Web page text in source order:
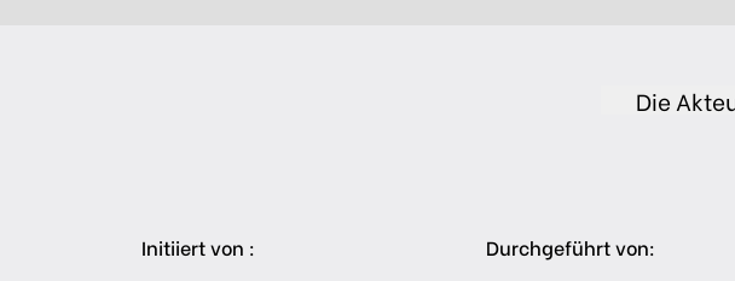
Die
Initiiert von : Durchgeführt von: